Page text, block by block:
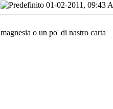
01-02-2011, 09:43
magnesia o un po' di nastro carta